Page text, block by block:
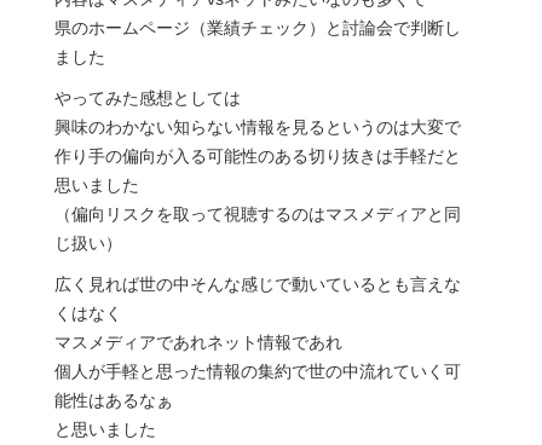
県のホームページ（業績チェック）と討論会で判断し
ました
やってみた感想としては
興味のわかない知らない情報を見るというのは大変で
作り手の偏向が入る可能性のある切り抜きは手軽だと
思いました
（偏向リスクを取って視聴するのはマスメディアと同
じ扱い）
広く見れば世の中そんな感じで動いているとも言えな
くはなく
マスメディアであれネット情報であれ
個人が手軽と思った情報の集約で世の中流れていく可
能性はあるなぁ
と思いました